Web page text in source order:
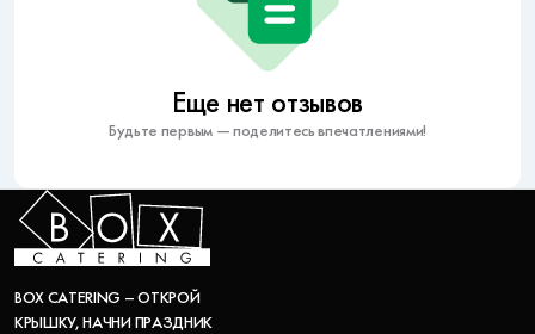
Еще нет отзывов
Будьте первым — поделитесь впечатлениями!
BOX CATERING – ОТКРОЙ
КРЫШКУ, НАЧНИ ПРАЗДНИК